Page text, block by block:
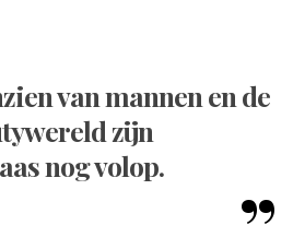
van mannen en de
zijn
nog volop.